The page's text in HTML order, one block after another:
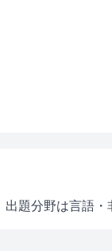
出題分野は言語・